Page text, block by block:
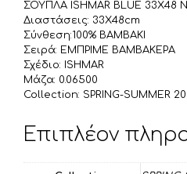
ε
ΣΟΥΠΛΑ ISHMAR BLUE 33X48
Διαστάσεις: 33X48cm
Σύνθεση:100% BAMBAKI
Σειρά: ΕΜΠΡΙΜΕ ΒΑΜΒΑΚΕΡΑ
Σχέδιο: ISHMAR
Μάζα: 0.06500
Collection: SPRING-SUMMER
Επιπλέον